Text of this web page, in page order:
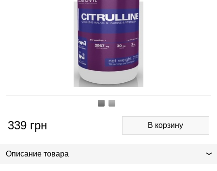
339 грн
Описание товара